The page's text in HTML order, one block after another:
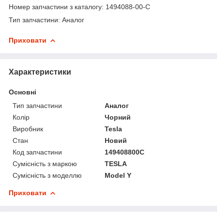
Номер запчастини з каталогу: 1494088-00-C
Тип запчастини: Аналог
Приховати
Характеристики
Основні
Тип запчастини
Аналог
Колір
Чорний
Виробник
Tesla
Стан
Новий
Код запчастини
149408800C
Сумісність з маркою
TESLA
Сумісність з моделлю
Model Y
Приховати